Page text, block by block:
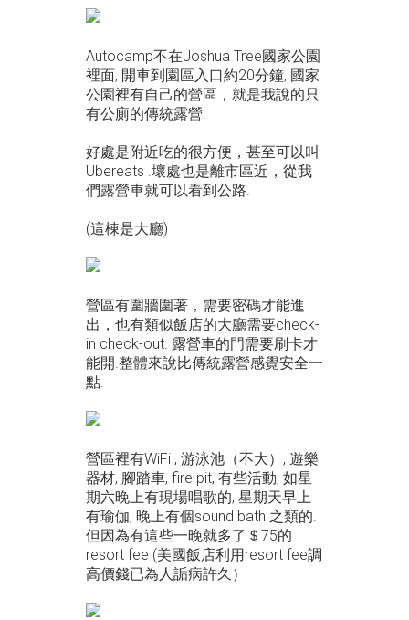
Autocamp不在Joshua Tree國家公園
裡面, 開車到園區入口約20分鐘, 國家
公園裡有自己的營區，就是我說的只
有公廁的傳統露營.
好處是附近吃的很方便，甚至可以叫
Ubereats .壞處也是離市區近，從我
們露營車就可以看到公路.
(這棟是大廳)
營區有圍牆圍著，需要密碼才能進
出，也有類似飯店的大廳需要check-
in check-out. 露營車的門需要刷卡才
能開.整體來說比傳統露營感覺安全一
點.
營區裡有WiFi , 游泳池（不大）, 遊樂
器材, 腳踏車, fire pit, 有些活動, 如星
期六晚上有現場唱歌的, 星期天早上
有瑜伽, 晚上有個sound bath 之類的.
但因為有這些一晚就多了＄75的
resort fee (美國飯店利用resort fee調
高價錢已為人詬病許久）